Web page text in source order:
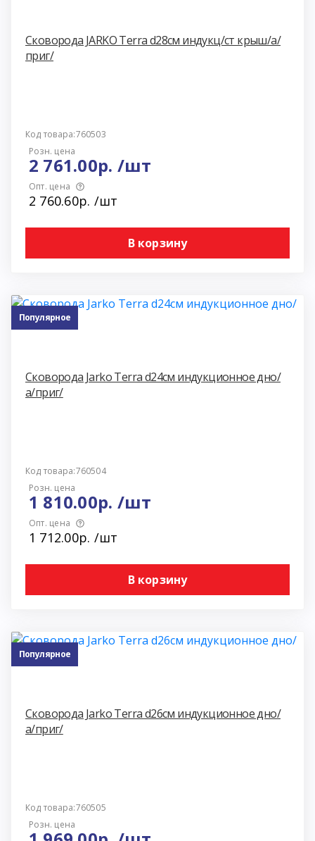
Сковорода JARKO Terra d28см индукц/ст крыш/а/
приг/
Код товара:760503
Розн. цена
2 761.00р. /шт
Опт. цена
2 760.60р. /шт
В корзину
Популярное
Сковорода Jarko Terra d24см индукционное дно/
а/приг/
Код товара:760504
Розн. цена
1 810.00р. /шт
Опт. цена
1 712.00р. /шт
В корзину
Популярное
Сковорода Jarko Terra d26см индукционное дно/
а/приг/
Код товара:760505
Розн. цена